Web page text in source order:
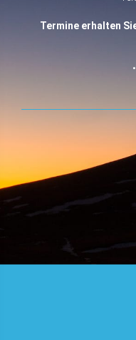
Termine erhalten
•